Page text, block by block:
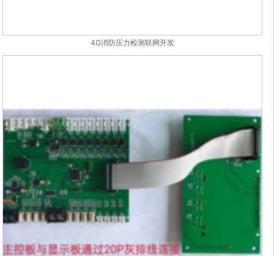
4G消防压力检测联网开发